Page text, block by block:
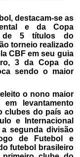
destacam-se as
e da Copa
de 5 títulos do
torneio realizado
CBF em seu guia
3 da Copa do
sendo o maior
o nono maior
levantamento
clubes do país ao
e Internacional
segunda divisão
de Futebol e
futebol brasileiro